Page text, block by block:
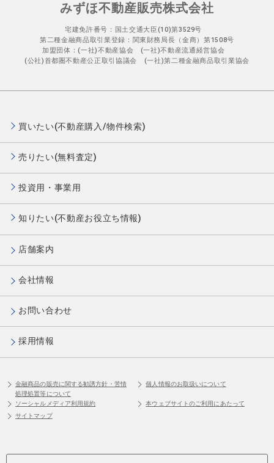
みずほ不動産販売株式会社
宅建免許番号：国土交通大臣(10)第3529号
第二種金融商品取引業登録：関東財務局長（金商）第1508号
加盟団体：(一社)不動産協会 (一社)不動産流通経営協会
(公社)首都圏不動産公正取引協議会 (一社)第二種金融商品取引業協会
買いたい(不動産購入/物件検索)
売りたい(無料査定)
投資用・事業用
知りたい(不動産お役立ち情報)
店舗案内
会社情報
お問い合わせ
採用情報
金融商品の販売に関する勧誘方針・苦情
処理処置等について
個人情報のお取扱いについて
ソーシャルメディア利用規約
本ウェブサイトのご利用にあたって
サイトマップ